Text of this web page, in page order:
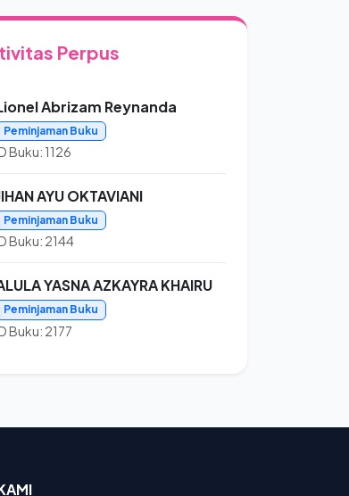
Perpus
Abrizam Reynanda
Peminjaman Buku
Buku: 1126
AYU OKTAVIANI
Peminjaman Buku
Buku: 2144
YASNA AZKAYRA KHAIRU
Peminjaman Buku
Buku: 2177